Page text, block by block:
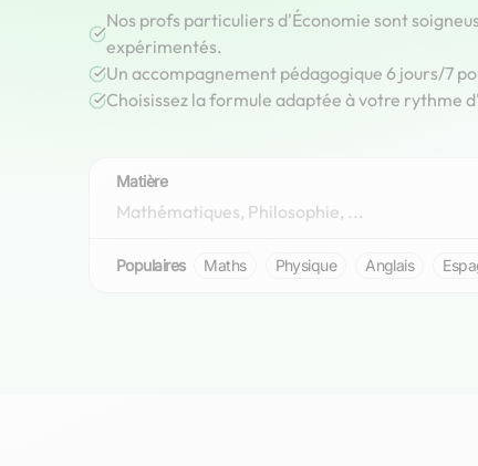
Nos profs particuliers d'Économie sont
expérimentés.
Un accompagnement pédagogique 6 jours/7
Choisissez la formule adaptée à votre rythme
Matière
Populaires Maths Physique Anglais